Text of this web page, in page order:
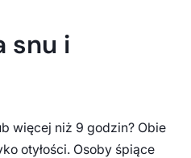
snu i
więcej niż 9 godzin? Obie
otyłości. Osoby śpiące